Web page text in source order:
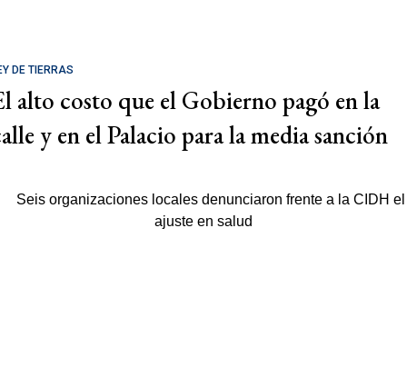
DE TIERRAS
alto costo que el Gobierno pagó en la
y en el Palacio para la media sanción